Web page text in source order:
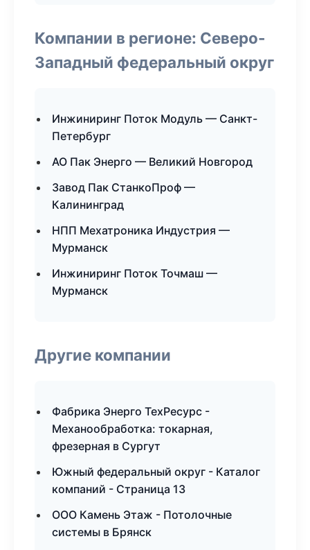
Компании в регионе: Северо-
Западный федеральный округ
Инжиниринг Поток Модуль — Санкт-
Петербург
АО Пак Энерго — Великий Новгород
Завод Пак СтанкоПроф —
Калининград
НПП Мехатроника Индустрия —
Мурманск
Инжиниринг Поток Точмаш —
Мурманск
Другие компании
Фабрика Энерго ТехРесурс -
Механообработка: токарная,
фрезерная в Сургут
Южный федеральный округ - Каталог
компаний - Страница 13
ООО Камень Этаж - Потолочные
системы в Брянск